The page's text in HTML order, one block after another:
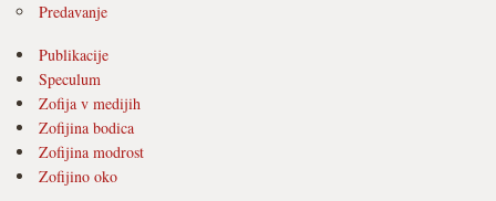
Predavanje
Publikacije
Speculum
Zofija v medijih
Zofijina bodica
Zofijina modrost
Zofijino oko